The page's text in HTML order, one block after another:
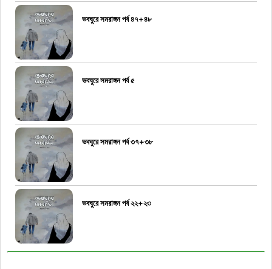
ভবঘুরে সমরাঙ্গন পর্ব ৪৭+৪৮
ভবঘুরে সমরাঙ্গন পর্ব ৫
ভবঘুরে সমরাঙ্গন পর্ব ৩৭+৩৮
ভবঘুরে সমরাঙ্গন পর্ব ২২+২৩